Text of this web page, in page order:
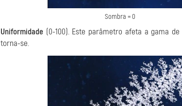
Sombra = 0
Uniformidade (0-100). Este parâmetro afeta a gama
torna-se.